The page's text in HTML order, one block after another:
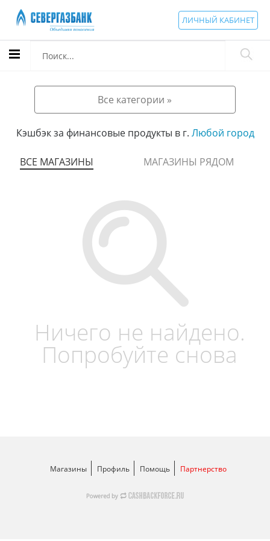
ЛИЧНЫЙ КАБИНЕТ
Все категории »
Кэшбэк за финансовые продукты в г. Любой город
ВСЕ МАГАЗИНЫ МАГАЗИНЫ РЯДОМ
Ничего не найдено.
Попробуйте снова
Магазины Профиль Помощь Партнерство